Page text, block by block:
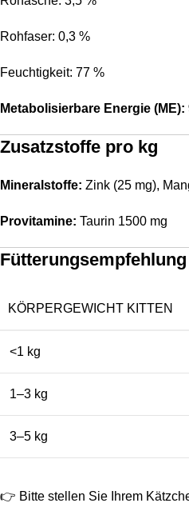
Rohfaser: 0,3 %
Feuchtigkeit: 77 %
Metabolisierbare Energie (ME):
Zusatzstoffe pro kg
Mineralstoffe: Zink (25 mg),
Provitamine: Taurin 1500 mg
KÖRPERGEWICHT KITTEN
<1 kg
1–3 kg
3–5 kg
👉 Bitte stellen Sie Ihrem